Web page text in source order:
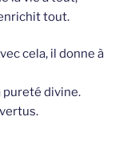
tout.
cela, il donne à
pureté divine.